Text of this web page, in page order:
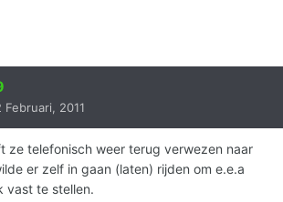
Februari, 2011
ze telefonisch weer terug verwezen naar
er zelf in gaan (laten) rijden om e.e.a
vast te stellen.